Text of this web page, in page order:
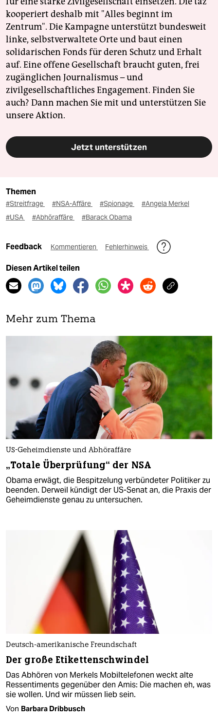
kooperiert deshalb mit "Alles beginnt im
Zentrum". Die Kampagne unterstützt bundesweit
linke, selbstverwaltete Orte und baut einen
solidarischen Fonds für deren Schutz und Erhalt
auf. Eine offene Gesellschaft braucht guten, frei
zugänglichen Journalismus – und
zivilgesellschaftliches Engagement. Finden Sie
auch? Dann machen Sie mit und unterstützen Sie
unsere Aktion.
Jetzt unterstützen
Themen
#Streitfrage #NSA-Affäre #Spionage
#Angela Merkel
#USA
#Abhöraffäre #Barack Obama
Feedback Kommentieren Fehlerhinweis
Diesen Artikel teilen
Mehr zum Thema
US-Geheimdienste und Abhöraffäre
„Totale Überprüfung“ der NSA
Obama erwägt, die Bespitzelung verbündeter Politiker zu
beenden. Derweil kündigt der US-Senat an, die Praxis der
Geheimdienste genau zu untersuchen.
Deutsch-amerikanische Freundschaft
Der große Etikettenschwindel
Das Abhören von Merkels Mobiltelefonen weckt alte
Ressentiments gegenüber den Amis: Die machen eh, was
sie wollen. Und wir müssen lieb sein.
Von Barbara Dribbusch